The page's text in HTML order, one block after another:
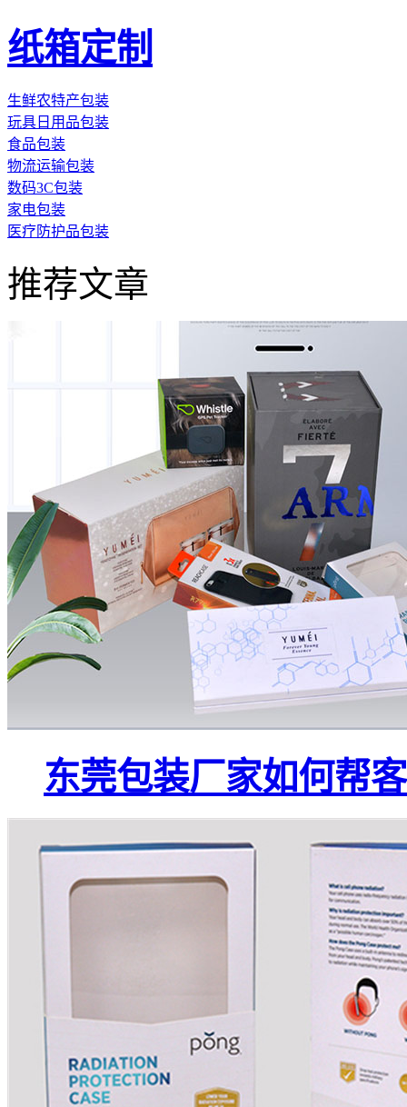
纸箱定制
生鲜农特产包装
玩具日用品包装
食品包装
物流运输包装
数码3C包装
家电包装
医疗防护品包装
推荐文章
东莞包装厂家如何帮